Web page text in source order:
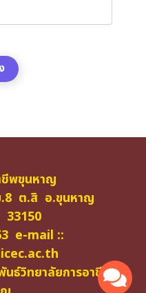
ชีพขุนหาญ
ต.สิ อ.ขุนหาญ
33150
e-mail ::
นธ์วิทยาลัยการอาชีพ